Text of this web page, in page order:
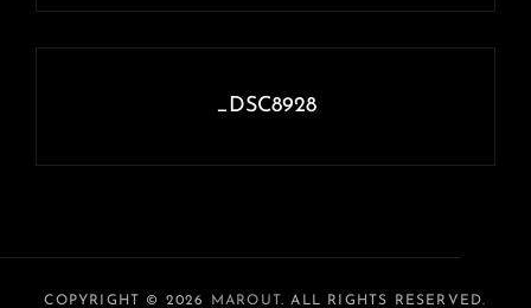
_DSC8928
COPYRIGHT © 2026 MAROUT. ALL RIGHTS RESERVED.